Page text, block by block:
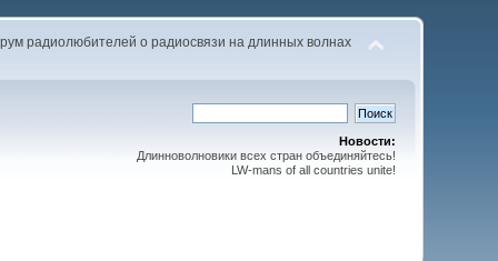
радиолюбителей о радиосвязи на длинных волнах
Новости:
Длинноволновики всех стран объединяйтесь!
LW-mans of all countries unite!